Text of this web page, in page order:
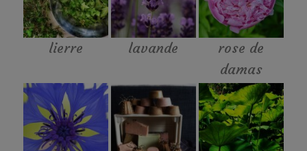
lierre lavande
rose de
damas